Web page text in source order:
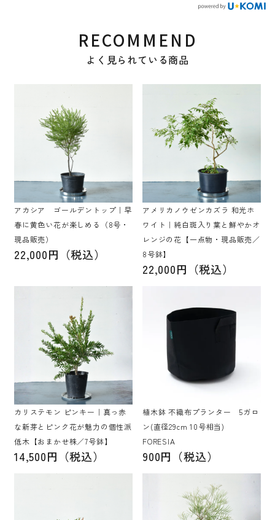
RECOMMEND
よく見られている商品
アカシア ゴールデントップ｜早
春に黄色い花が楽しめる（8号・
現品販売）
22,000円（税込）
アメリカノウゼンカズラ 和光ホ
ワイト｜純白斑入り葉と鮮やかオ
レンジの花【一点物・現品販売／
8号鉢】
22,000円（税込）
カリステモン ピンキー｜真っ赤
な新芽とピンク花が魅力の個性派
低木【おまかせ株／7号鉢】
14,500円（税込）
植木鉢 不織布プランター 5ガロ
ン(直径29cm 10号相当)
FORESIA
900円（税込）